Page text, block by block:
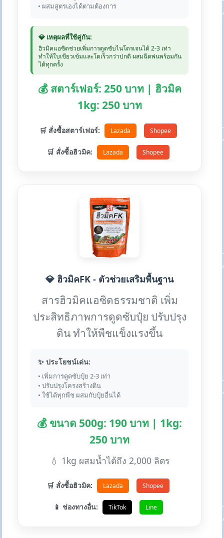
• ผสมสูตรเองได้ตามต้องการ
💎 เหตุผลที่ใช้คู่กัน:
ฮิวมิคแอซิดช่วยเพิ่มการดูดซับไนโตรเจนได้ 2-3 เท่า
ทำให้ใบเขียวเข้มและโตเร็วกว่าปกติ ผสมฉีดพ่นพร้อมกัน
ได้ทุกครั้ง
💰 สตาร์เฟอร์: 250 บาท | ฮิวมิค
1kg: 250 บาท
🛒 สั่งซื้อสตาร์เฟอร์: Lazada Shopee
🛒 สั่งซื้อฮิวมิค: Lazada Shopee
💎 ฮิวมิคFK - ตัวช่วยเสริมพื้นฐาน
สารฮิวมิคแอซิดธรรมชาติ เพิ่ม
ประสิทธิภาพการดูดซับปุ๋ย ปรับปรุง
ดิน ทำให้พืชแข็งแรงขึ้น
✨ ประโยชน์เด่น:
• เพิ่มการดูดซับปุ๋ย 2-3 เท่า
• ปรับปรุงโครงสร้างดิน
• ใช้ได้ทุกพืช ผสมกับปุ๋ยอื่นได้
💰 ขนาด 500g: 190 บาท | 1kg:
250 บาท
💧 1kg ผสมน้ำได้ถึง 2,000 ลิตร
🛒 สั่งซื้อฮิวมิค: Lazada Shopee
📱 ช่องทางอื่น: TikTok Line